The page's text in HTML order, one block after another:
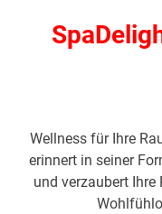
Wellness für Ihre
erinnert in seiner
und verzaubert